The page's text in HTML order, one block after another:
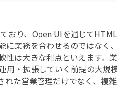
おり、Open UIを通じて
業務を合わせるのではなく
性は大きな利点といえます。
・拡張していく前提の大規
た営業管理だけでなく、複